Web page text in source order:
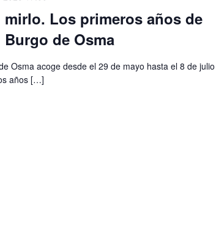
Los primeros años de
de Osma
Osma acoge desde el 29 de mayo hasta el 8 de julio
años […]